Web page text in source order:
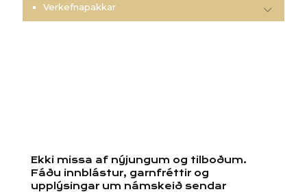
Verkefnapakkar
Ekki missa af nýjungum og tilboðum.
Fáðu innblástur, garnfréttir og
upplýsingar um námskeið sendar